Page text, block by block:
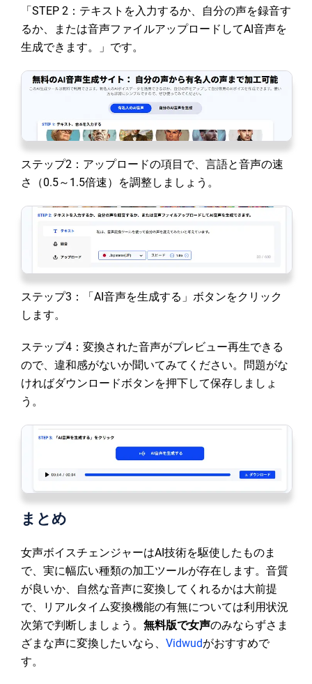
「STEP 2：テキストを入力するか、自分の声を録音す
るか、または音声ファイルアップロードしてAI音声を
生成できます。」です。
ステップ2：アップロードの項目で、言語と音声の速
さ（0.5～1.5倍速）を調整しましょう。
ステップ3：「AI音声を生成する」ボタンをクリック
します。
ステップ4：変換された音声がプレビュー再生できる
ので、違和感がないか聞いてみてください。問題がな
ければダウンロードボタンを押下して保存しましょ
う。
まとめ
女声ボイスチェンジャーはAI技術を駆使したものま
で、実に幅広い種類の加工ツールが存在します。音質
が良いか、自然な音声に変換してくれるかは大前提
で、リアルタイム変換機能の有無については利用状況
次第で判断しましょう。 無料版で女声のみならずさま
ざまな声に変換したいなら、 Vidwudがおすすめで
す。